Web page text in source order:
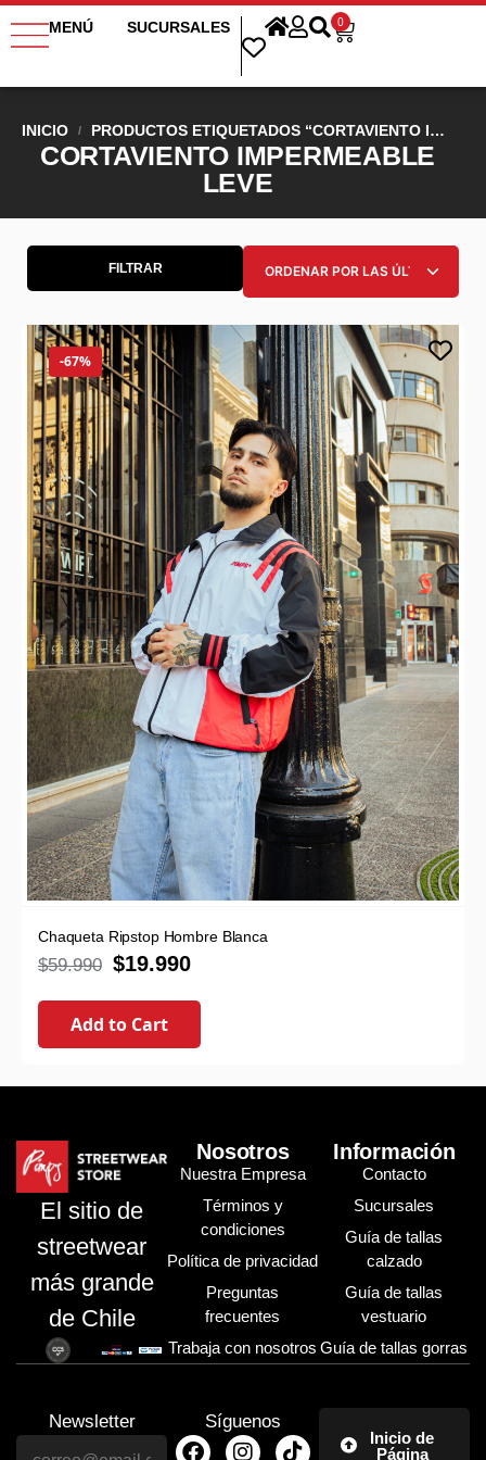
MENÚ SUCURSALES 0
INICIO / PRODUCTOS ETIQUETADOS “CORTAVIENTO IMPERMEABLE LEVE”
CORTAVIENTO IMPERMEABLE
LEVE
FILTRAR
-67%
Chaqueta Ripstop Hombre Blanca
$59.990 $19.990
Add to Cart
El sitio de
streetwear
más grande
de Chile
Nosotros
Nuestra Empresa
Términos y
condiciones
Política de privacidad
Preguntas
frecuentes
Trabaja con nosotros
Información
Contacto
Sucursales
Guía de tallas
calzado
Guía de tallas
vestuario
Guía de tallas gorras
Newsletter Síguenos
Inicio de
Página